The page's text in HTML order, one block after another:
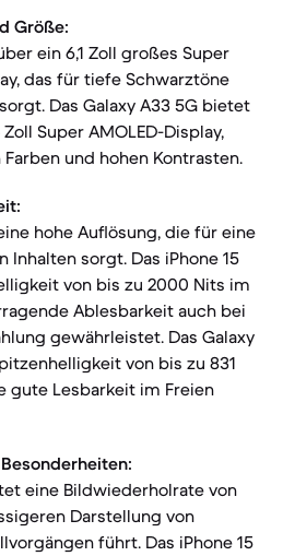
Größe:
ein 6,1 Zoll großes Super
das für tiefe Schwarztöne
Das Galaxy A33 5G bietet
Super AMOLED-Display,
und hohen Kontrasten.
hohe Auflösung, die für eine
Inhalten sorgt. Das iPhone 15
von bis zu 2000 Nits im
Ablesbarkeit auch bei
gewährleistet. Das Galaxy
von bis zu 831
gute Lesbarkeit im Freien
eine Bildwiederholrate von
Darstellung von
führt. Das iPhone 15